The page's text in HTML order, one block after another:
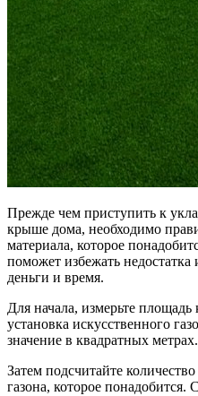
Прежде чем приступить к
крыше дома, необходимо
материала, которое
поможет избежать
деньги и время.
Для начала, измерьте
установка искусственного
значение в квадратных метрах.
Затем подсчитайте
газона, которое понадобится.